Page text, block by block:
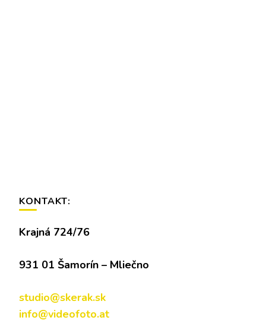
KONTAKT:
Krajná 724/76
931 01 Šamorín – Mliečno
studio@skerak.sk
info@videofoto.at